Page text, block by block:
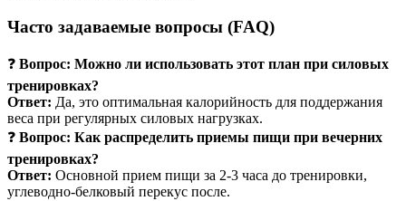
Часто задаваемые вопросы (FAQ)
❓ Вопрос: Можно ли использовать этот план при силовых
тренировках?
Ответ: Да, это оптимальная калорийность для поддержания
веса при регулярных силовых нагрузках.
❓ Вопрос: Как распределить приемы пищи при вечерних
тренировках?
Ответ: Основной прием пищи за 2-3 часа до тренировки,
углеводно-белковый перекус после.